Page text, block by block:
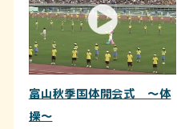
富山秋季国体開会式 ～体
操～